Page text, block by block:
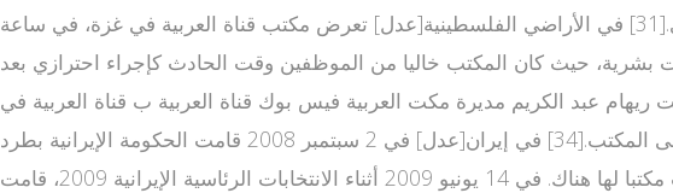
مقابلة مع نائب الرئيس السوري عبد الحليم خدام والذي أعلن فيها الهربية من باريس انشقاقه عن النظام السوري.[31] في الأراضي الفلسطينية[عدل] تعرض مكتب قناة العربية في غزة، في ساعة
حدوث أي إصابات بشرية، حيث كان المكتب خاليا من الموظفين وقت الحادث كإجراء احترازي بعد
القناة وعائلاتهم في الأراضي الفلسطينية لتهديدات على حياتهم من قبل مسلحين.[32] قامت ريهام عبد الكريم مديرة مكت العربية فيس بوك قناة العربية ب قناة العربية في
غزة بتحميل الحكومة الفلسطينية المسؤولية[33] وقام رئيس الوزراء الفلسطيني إسماعيل هنية بإدانة الهجوم على المكتب.[34] في إيران[عدل] في 2 سبتمبر 2008 قامت الحكومة الإيرانية بطرد
مدير مكتب العربية في طهران حسن فحص،[35] وقد كان ثالث صحفي للقناة يتم طرده من إيران منذ أن افتتحت مكتبا لها هناك. في 14 يونيو 2009 أثناء الانتخابات الرئاسية الإيرانية 2009، قامت